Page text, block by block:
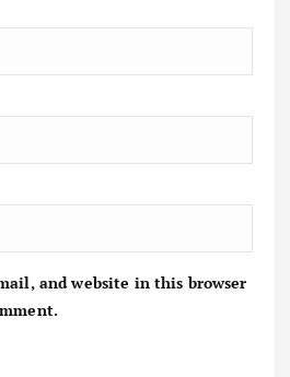
and website in this browser